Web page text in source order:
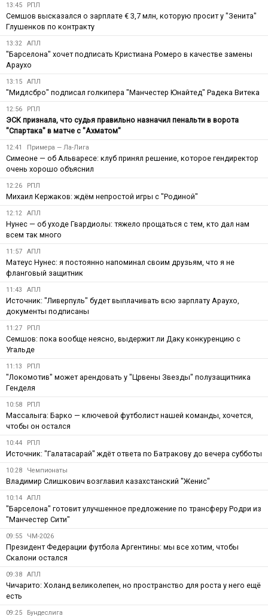
13:45 РПЛ
Семшов высказался о зарплате € 3,7 млн, которую просит у "Зенита"
Глушенков по контракту
13:32 АПЛ
"Барселона" хочет подписать Кристиана Ромеро в качестве замены
Араухо
13:15 АПЛ
"Мидлсбро" подписал голкипера "Манчестер Юнайтед" Радека Витека
12:56 РПЛ
ЭСК признала, что судья правильно назначил пенальти в ворота
"Спартака" в матче с "Ахматом"
12:41 Примера — Ла-Лига
Симеоне — об Альваресе: клуб принял решение, которое гендиректор
очень хорошо объяснил
12:26 РПЛ
Михаил Кержаков: ждём непростой игры с "Родиной"
12:12 АПЛ
Нунес — об уходе Гвардиолы: тяжело прощаться с тем, кто дал нам
всем так много
11:57 АПЛ
Матеус Нунес: я постоянно напоминал своим друзьям, что я не
фланговый защитник
11:43 АПЛ
Источник: "Ливерпуль" будет выплачивать всю зарплату Араухо,
документы подписаны
11:27 РПЛ
Семшов: пока вообще неясно, выдержит ли Даку конкуренцию с
Угальде
11:13 РПЛ
"Локомотив" может арендовать у "Црвены Звезды" полузащитника
Генделя
10:58 РПЛ
Массалыга: Барко — ключевой футболист нашей команды, хочется,
чтобы он остался
10:44 РПЛ
Источник: "Галатасарай" ждёт ответа по Батракову до вечера субботы
10:28 Чемпионаты
Владимир Слишкович возглавил казахстанский "Женис"
10:14 АПЛ
"Барселона" готовит улучшенное предложение по трансферу Родри из
"Манчестер Сити"
09:55 ЧМ-2026
Президент Федерации футбола Аргентины: мы все хотим, чтобы
Скалони остался
09:38 АПЛ
Чичарито: Холанд великолепен, но пространство для роста у него ещё
есть
09:25 Бундеслига